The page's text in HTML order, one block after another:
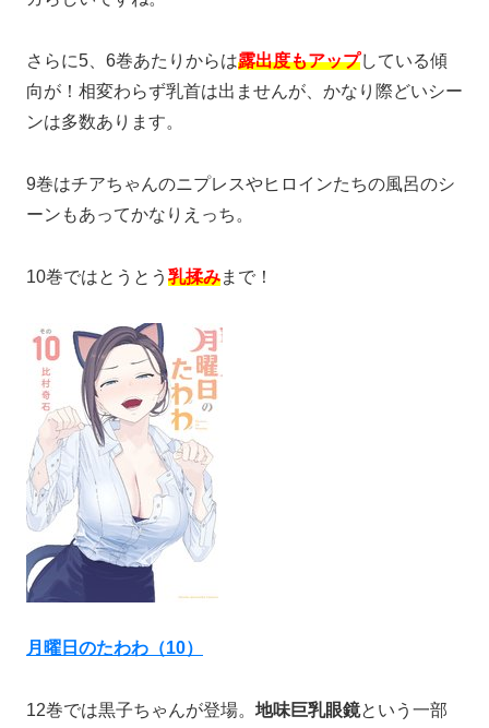
さらに5、6巻あたりからは露出度もアップしている傾
向が！相変わらず乳首は出ませんが、かなり際どいシー
ンは多数あります。
9巻はチアちゃんのニプレスやヒロインたちの風呂のシ
ーンもあってかなりえっち。
10巻ではとうとう 乳揉みまで！
月曜日のたわわ（10）
12巻では黒子ちゃんが登場。 地味巨乳眼鏡という一部